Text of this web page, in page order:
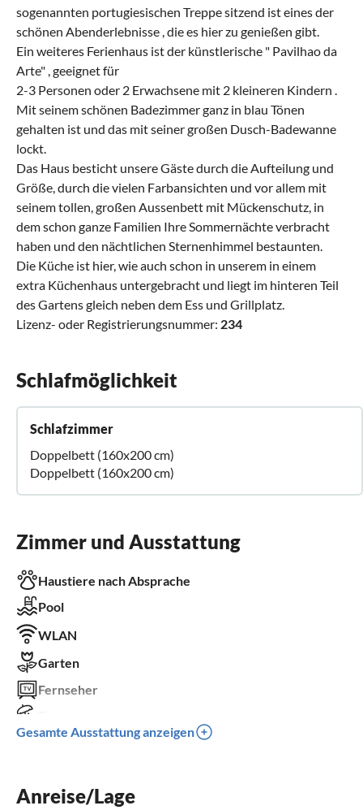
sogenannten portugiesischen Treppe sitzend ist eines der
schönen Abenderlebnisse , die es hier zu genießen gibt.
Ein weiteres Ferienhaus ist der künstlerische " Pavilhao da
Arte" , geeignet für
2-3 Personen oder 2 Erwachsene mit 2 kleineren Kindern .
Mit seinem schönen Badezimmer ganz in blau Tönen
gehalten ist und das mit seiner großen Dusch-Badewanne
lockt.
Das Haus besticht unsere Gäste durch die Aufteilung und
Größe, durch die vielen Farbansichten und vor allem mit
seinem tollen, großen Aussenbett mit Mückenschutz, in
dem schon ganze Familien Ihre Sommernächte verbracht
haben und den nächtlichen Sternenhimmel bestaunten.
Die Küche ist hier, wie auch schon in unserem in einem
extra Küchenhaus untergebracht und liegt im hinteren Teil
des Gartens gleich neben dem Ess und Grillplatz.
Lizenz- oder Registrierungsnummer: 234
Schlafmöglichkeit
Schlafzimmer
Doppelbett (160x200 cm)
Doppelbett (160x200 cm)
Zimmer und Ausstattung
Haustiere nach Absprache
Pool
WLAN
Garten
Fernseher
Kinderbett
Gesamte Ausstattung anzeigen
Anreise/Lage